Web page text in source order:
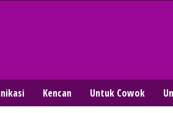
Kencan Untuk Cowok